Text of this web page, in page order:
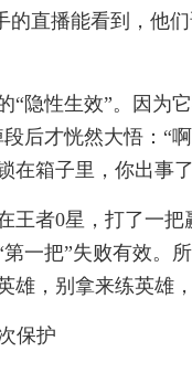
的直播能看到，他
“隐性生效”。因为
后才恍然大悟：“
箱子里，你出事
王者0星，打了一
一把”失败有效。
，别拿来练英雄
保护